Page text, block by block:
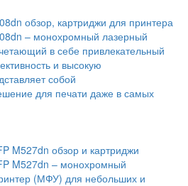
обзор, картриджи для принтера
– монохромный лазерный
в себе привлекательный
и высокую
собой
для печати даже в самых
M527dn обзор и картриджи
M527dn – монохромный
(МФУ) для небольших и